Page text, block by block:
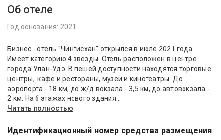
Об отеле
Год основания: 2021
Бизнес - отель "Чингисхан" открылся в июле 2021 года.
Имеет категорию 4 звезды. Отель расположен в центре
города Улан-Удэ. В пешей доступности находятся торговые
центры, кафе и рестораны, музеи и кинотеатры. До
аэропорта - 18 км, до ж/д вокзала - 3,5 км, до автовокзала -
2 км. На 6 этажах нового здания...
Читать полностью
Идентификационный номер средства размещения